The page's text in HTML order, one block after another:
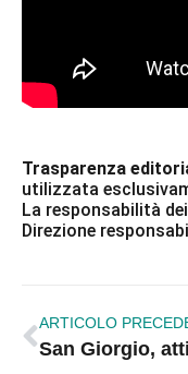
Trasparenza
utilizzata
La responsabilità
Direzione